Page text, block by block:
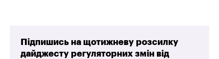
Підпишись на щотижневу розсилку
дайджесту регуляторних змін від